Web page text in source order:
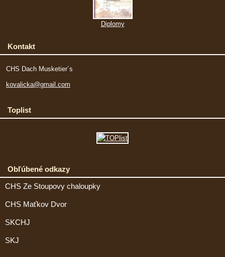
Diplomy
Kontakt
CHS Dach Musketier´s
kovalicka@gmail.com
Toplist
Obľúbené odkazy
CHS Ze Stoupovy chaloupky
CHS Maťkov Dvor
SKCHJ
SKJ